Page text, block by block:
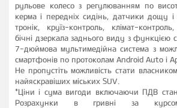
рульове колесо з регулюванням по
керма і передніх сидінь, датчики дощу і
тронік, круїз-контроль, клімат-
бічні дзеркала заднього виду з функцією
7-дюймова мультимедійна система з
смартфонів по протоколам Android Auto і
Не пропустіть можливість стати
найяскравіших міських SUV.
*Ціни і сума вигоди включаючи ПДВ
Розрахунки в гривні за